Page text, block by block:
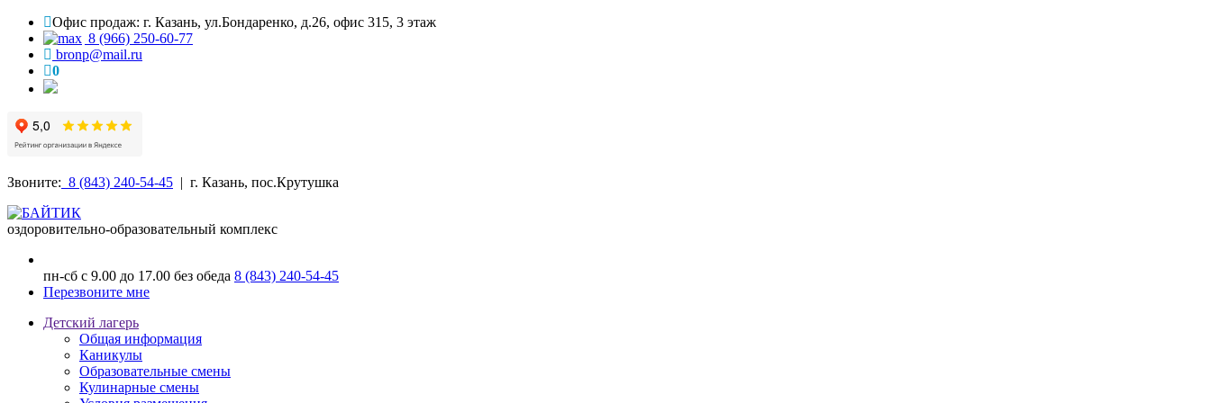
Офис продаж: г. Казань, ул.Бондаренко, д.26, офис 315, 3 этаж
8 (966) 250-60-77
bronp@mail.ru
0
Звоните: 8 (843) 240-54-45 | г. Казань, пос.Крутушка
оздоровительно-образовательный комплекс
пн-сб с 9.00 до 17.00 без обеда 8 (843) 240-54-45
Перезвоните мне
Детский лагерь
Общая информация
Каникулы
Образовательные смены
Кулинарные смены